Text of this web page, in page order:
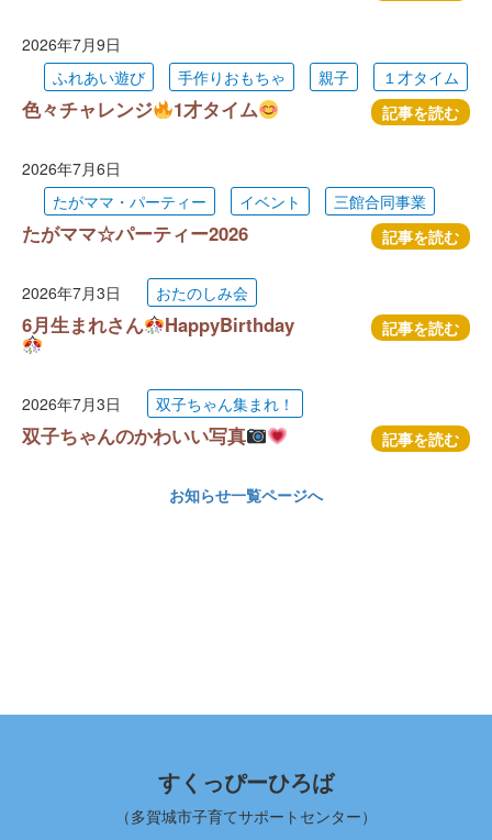
2026年7月9日
ふれあい遊び
手作りおもちゃ 親子 １才タイム
色々チャレンジ 1才タイム 記事を読む
2026年7月6日
たがママ・パーティー
イベント 三館合同事業
たがママ☆パーティー2026 記事を読む
2026年7月3日 おたのしみ会
6月生まれさん HappyBirthday 記事を読む
2026年7月3日 双子ちゃん集まれ！
双子ちゃんのかわいい写真 記事を読む
お知らせ一覧ページへ
すくっぴーひろば
（多賀城市子育てサポートセンター）